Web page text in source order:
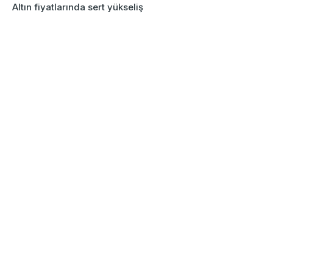
Altın fiyatlarında sert yükseliş